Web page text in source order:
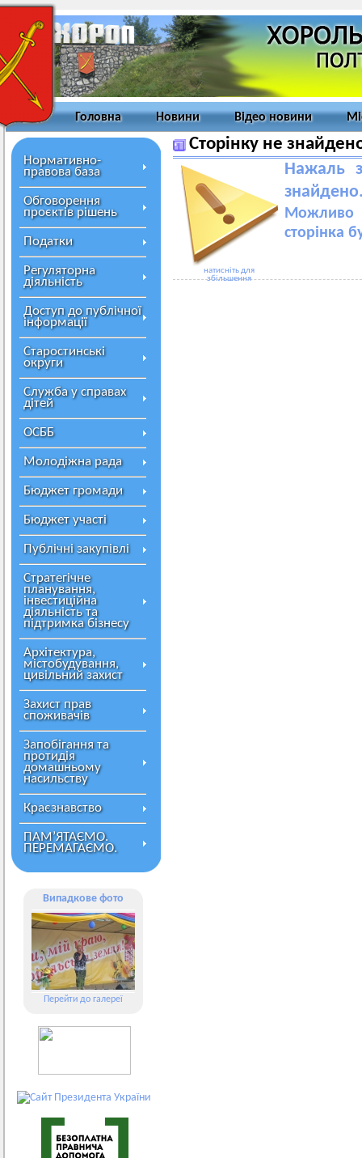
Головна Новини Відео новини
Нормативно-
правова база
Обговорення
проєктів рішень
Податки
Регуляторна
діяльність
Доступ до публічної
інформації
Старостинські
округи
Служба у справах
дітей
ОСББ
Молодіжна рада
Бюджет громади
Бюджет участі
Публічні закупівлі
Стратегічне
планування,
інвестиційна
діяльність та
підтримка бізнесу
Архітектура,
містобудування,
цивільний захист
Захист прав
споживачів
Запобігання та
протидія
домашньому
насильству
Краєзнавство
ПАМ’ЯТАЄМО.
ПЕРЕМАГАЄМО.
Випадкове фото
Перейти до галереї
Сторінку не
натисніть для
збільшення
Нажаль
Можливо
сторінка